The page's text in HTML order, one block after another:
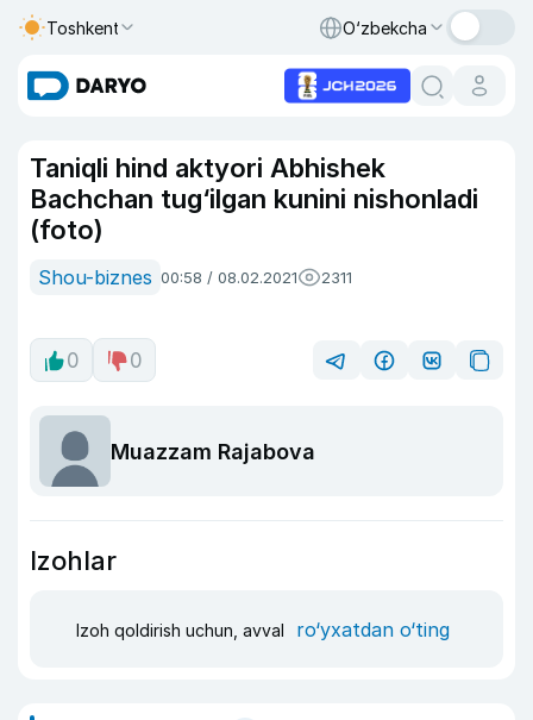
Toshkent O‘zbekcha
Taniqli hind aktyori Abhishek
Bachchan tug‘ilgan kunini nishonladi
(foto)
Shou-biznes 00:58 / 08.02.2021 2311
0 0
Muazzam Rajabova
Izohlar
Izoh qoldirish uchun, avval ro‘yxatdan o‘ting